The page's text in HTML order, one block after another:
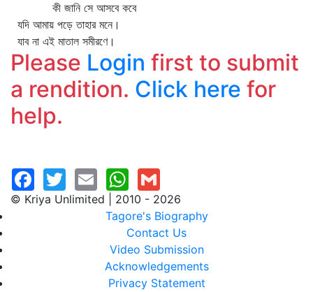
কী জানি সে আসবে কবে
যদি আমায় পড়ে তাহার মনে।
যাব না এই মাতাল সমীরণে।
Please Login first to submit
a rendition. Click here for
help.
© Kriya Unlimited | 2010 - 2026
Tagore's Biography
Contact Us
Video Submission
Acknowledgements
Privacy Statement